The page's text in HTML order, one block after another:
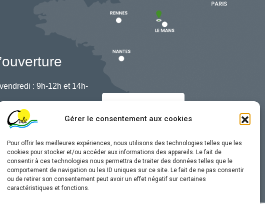
Gérer le consentement aux cookies
Pour offrir les meilleures expériences, nous utilisons des technologies telles que les
cookies pour stocker et/ou accéder aux informations des appareils. Le fait de
consentir à ces technologies nous permettra de traiter des données telles que le
comportement de navigation ou les ID uniques sur ce site. Le fait de ne pas consentir
ou de retirer son consentement peut avoir un effet négatif sur certaines
caractéristiques et fonctions.
: 9h-12h et 14h-